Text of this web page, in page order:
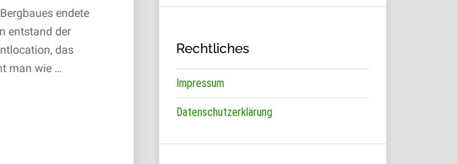
endete
entstand der
das
man wie …
Rechtliches
Impressum
Datenschutzerklärung